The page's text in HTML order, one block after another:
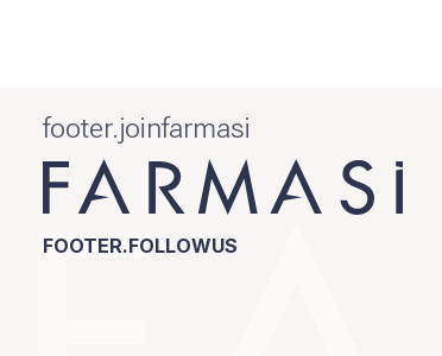
footer.joinfarmasi
FOOTER.FOLLOWUS